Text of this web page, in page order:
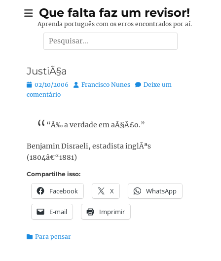
Que falta faz um revisor!
Aprenda português com os erros encontrados por aí.
Pesquisar
por:
JustiÃ§a
Posted
on
02/10/2006 Autor:
Francisco Nunes
Deixe um
comentário
“Ã‰ a verdade em aÃ§Ã£o.”
Benjamin Disraeli, estadista inglÃªs
(1804â€“1881)
Compartilhe isso:
Facebook X WhatsApp
E-mail Imprimir
Categorias:
Para pensar